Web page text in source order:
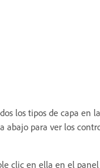
los tipos de capa en
abajo para ver los
clic en ella en el panel